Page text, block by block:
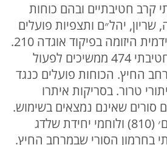
קרב חטיבתיים ובהם כוחות
שריון, יהל״ם ותצפיות פועלים
במשימת ההגנה הקידמית היזומה בפיקוד אוגדה 210.
כוחות צוות הקרב החטיבתי 474 ממשיכים לפעול
החיץ. הכוחות פועלים כנגד
טרור. בסריקות איתרו
סורים שאינם נמצאים בשימוש.
כוחות חטיבת ׳ההרים׳ (810) ולוחמי יחידת שלדג
בחרמון הסורי שבמרחב החיץ.